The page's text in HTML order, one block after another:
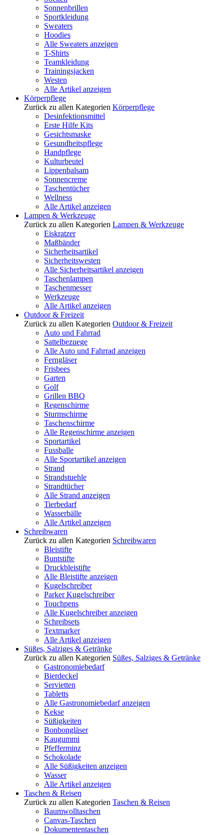
Sonnenbrillen
Sportkleidung
Sweaters
Hoodies
Alle Sweaters anzeigen
T-Shirts
Teamkleidung
Trainingsjacken
Westen
Alle Artikel anzeigen
Körperpflege
Zurück zu allen Kategorien Körperpflege
Desinfektionsmittel
Erste Hilfe Kits
Gesichtsmaske
Gesundheitspflege
Handpflege
Kulturbeutel
Lippenbalsam
Sonnencreme
Taschentücher
Wellness
Alle Artikel anzeigen
Lampen & Werkzeuge
Zurück zu allen Kategorien Lampen & Werkzeuge
Eiskratzer
Maßbänder
Sicherheitsartikel
Sicherheitswesten
Alle Sicherheitsartikel anzeigen
Taschenlampen
Taschenmesser
Werkzeuge
Alle Artikel anzeigen
Outdoor & Freizeit
Zurück zu allen Kategorien Outdoor & Freizeit
Auto und Fahrrad
Sattelbezuege
Alle Auto und Fahrrad anzeigen
Ferngläser
Frisbees
Garten
Golf
Grillen BBQ
Regenschirme
Sturmschirme
Taschenschirme
Alle Regenschirme anzeigen
Sportartikel
Fussballe
Alle Sportartikel anzeigen
Strand
Strandstuehle
Strandtücher
Alle Strand anzeigen
Tierbedarf
Wasserbälle
Alle Artikel anzeigen
Schreibwaren
Zurück zu allen Kategorien Schreibwaren
Bleistifte
Buntstifte
Druckbleistifte
Alle Bleistifte anzeigen
Kugelschreiber
Parker Kugelschreiber
Touchpens
Alle Kugelschreiber anzeigen
Schreibsets
Textmarker
Alle Artikel anzeigen
Süßes, Salziges & Getränke
Zurück zu allen Kategorien Süßes, Salziges & Getränke
Gastronomiebedarf
Bierdeckel
Servietten
Tabletts
Alle Gastronomiebedarf anzeigen
Kekse
Süßigkeiten
Bonbongläser
Kaugummi
Pfefferminz
Schokolade
Alle Süßigkeiten anzeigen
Wasser
Alle Artikel anzeigen
Taschen & Reisen
Zurück zu allen Kategorien Taschen & Reisen
Baumwolltaschen
Canvas-Taschen
Dokumententaschen